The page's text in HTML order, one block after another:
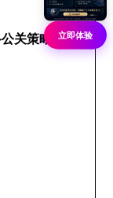
关策略
立即体验